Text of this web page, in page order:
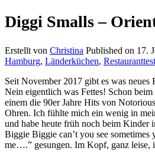
Diggi Smalls –
Erstellt von Christina Published on 17.
Hamburg, Länderküchen, Restauranttest
Seit November 2017 gibt es was neues
Nein eigentlich was Fettes! Schon
einem die 90er Jahre Hits von
Ohren. Ich fühlte mich ein wenig in
und habe heute früh noch beim Kinder
Biggie Biggie can’t you see
me….” gesungen. Im Kopf, ganz leise,